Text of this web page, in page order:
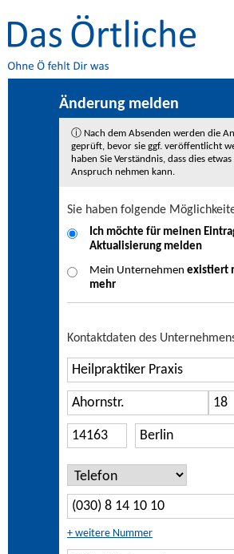
Änderung melden
ⓘ Nach dem Absenden werden die
geprüft, bevor sie ggf. veröffentlicht
haben Sie Verständnis, dass dies etwas
Anspruch nehmen kann.
Sie haben folgende
Ich möchte für meinen
Aktualisierung melden
Mein Unternehmen existiert
mehr
Kontaktdaten des
+ weitere Nummer